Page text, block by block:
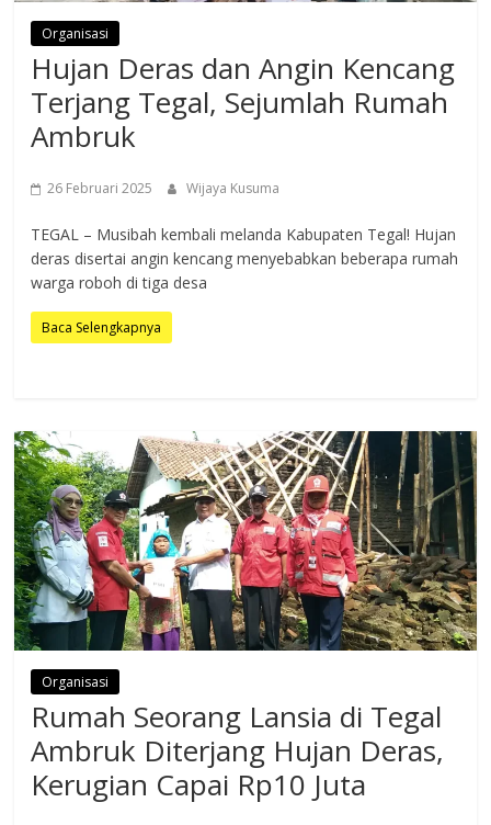
Organisasi
Hujan Deras dan Angin Kencang
Terjang Tegal, Sejumlah Rumah
Ambruk
26 Februari 2025 Wijaya Kusuma
TEGAL – Musibah kembali melanda Kabupaten Tegal! Hujan
deras disertai angin kencang menyebabkan beberapa rumah
warga roboh di tiga desa
Baca Selengkapnya
Organisasi
Rumah Seorang Lansia di Tegal
Ambruk Diterjang Hujan Deras,
Kerugian Capai Rp10 Juta